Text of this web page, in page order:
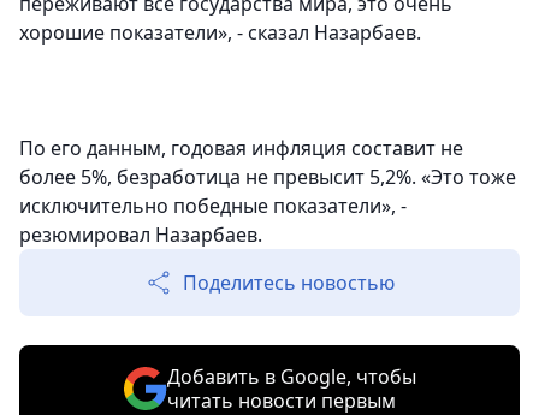
хорошие показатели», - сказал Назарбаев.
По его данным, годовая инфляция составит не
более 5%, безработица не превысит 5,2%. «Это тоже
исключительно победные показатели», -
резюмировал Назарбаев.
Поделитесь новостью
Добавить в Google, чтобы
читать новости первым